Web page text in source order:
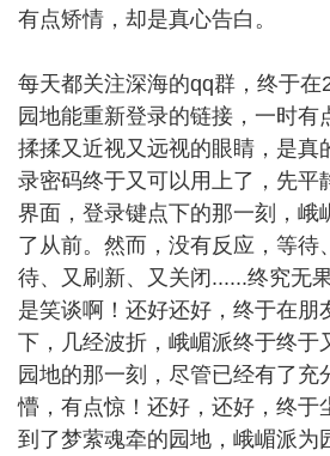
有点矫情，却是真心告白。
每天都关注深海的qq群，终于在
园地能重新登录的链接，一时有
揉揉又近视又远视的眼睛，是真
录密码终于又可以用上了，先平
界面，登录键点下的那一刻，峨
了从前。然而，没有反应，等待
待、又刷新、又关闭......终究无
是笑谈啊！还好还好，终于在朋
下，几经波折，峨嵋派终于终于
园地的那一刻，尽管已经有了充
懵，有点惊！还好，还好，终于
到了梦萦魂牵的园地，峨嵋派为